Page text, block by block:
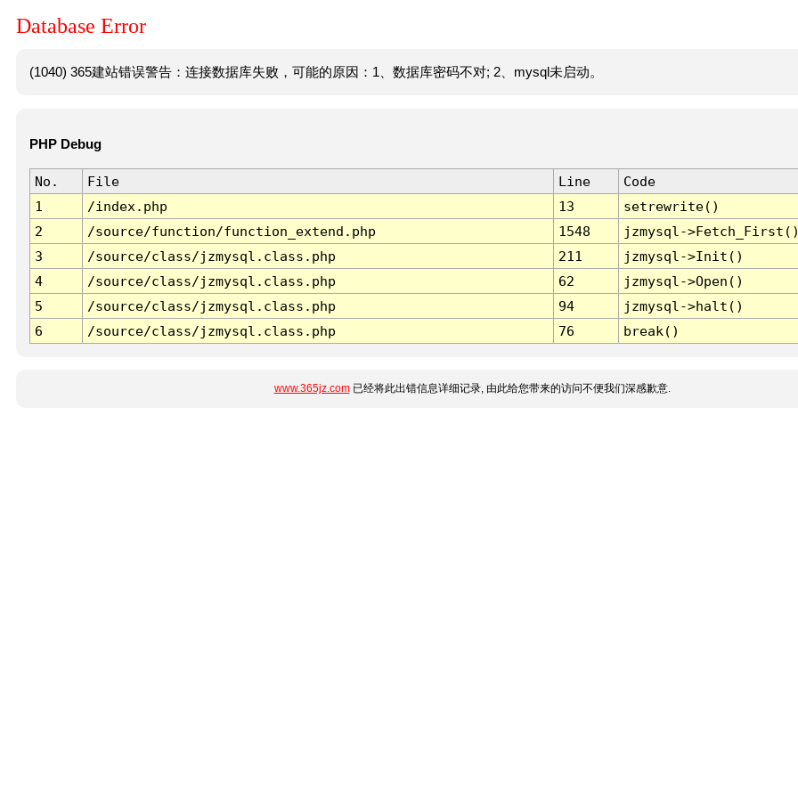
Database Error
(1040) 365建站错误警告：连接数据库失败，可能的原因：1、数据库密码不对; 2、mysql未启动。
PHP Debug
No. File Line
Code
1
/index.php 13
setrewrite()
2
/source/function/function_extend.php 1548
jzmysql-
3
/source/class/jzmysql.class.php 211
jzmysql->Init()
4
/source/class/jzmysql.class.php 62
jzmysql->Open()
5
/source/class/jzmysql.class.php 94
jzmysql->halt()
6
/source/class/jzmysql.class.php 76 break()
www.365jz.com已经将此出错信息详细记录, 由此给您带来的访问不便我们深感歉意.